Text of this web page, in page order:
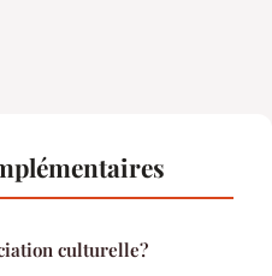
culturelle?